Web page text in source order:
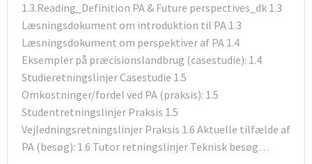
1.3.Reading_Definition PA & Future perspectives_dk 1.3
Læsningsdokument om introduktion til PA 1.3
Læsningsdokument om perspektiver af PA 1.4
Eksempler på præcisionslandbrug (casestudie): 1.4
Studieretningslinjer Casestudie 1.5
Omkostninger/fordel ved PA (praksis): 1.5
Studentretningslinjer Praksis 1.5
Vejledningsretningslinjer Praksis 1.6 Aktuelle tilfælde af
PA (besøg): 1.6 Tutor retningslinjer Teknisk besøg…